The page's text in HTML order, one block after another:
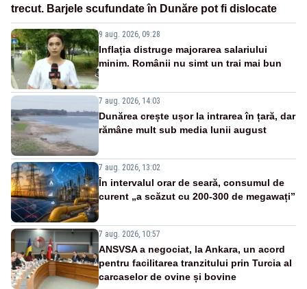
trecut. Barjele scufundate în Dunăre pot fi dislocate
9 aug. 2026, 09:28
Inflația distruge majorarea salariului
minim. Românii nu simt un trai mai bun
7 aug. 2026, 14:03
Dunărea crește ușor la intrarea în țară, dar
rămâne mult sub media lunii august
7 aug. 2026, 13:02
În intervalul orar de seară, consumul de
curent „a scăzut cu 200-300 de megawați”
7 aug. 2026, 10:57
ANSVSA a negociat, la Ankara, un acord
pentru facilitarea tranzitului prin Turcia al
carcaselor de ovine și bovine